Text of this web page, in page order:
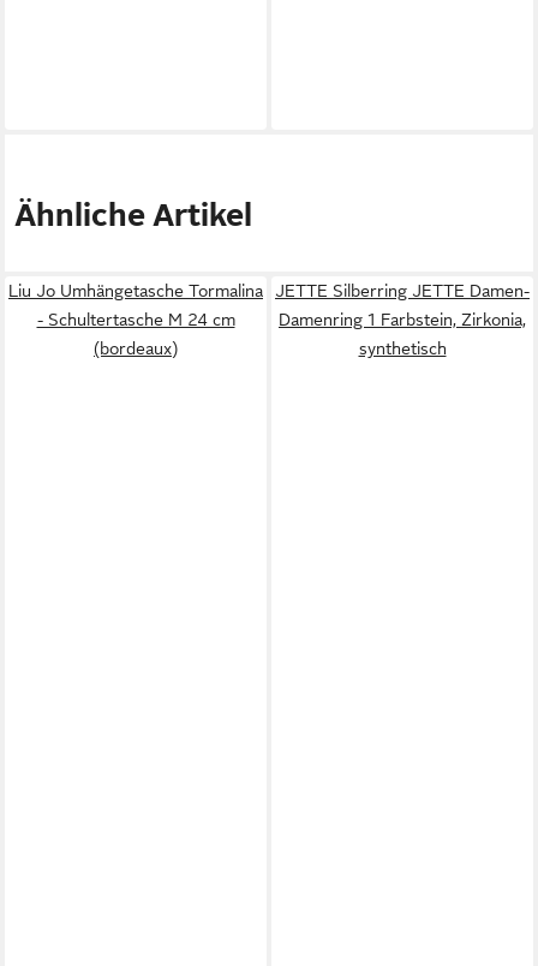
Ähnliche Artikel
Liu Jo Umhängetasche Tormalina
- Schultertasche M 24 cm
(bordeaux)
JETTE Silberring JETTE Damen-
Damenring 1 Farbstein, Zirkonia,
synthetisch